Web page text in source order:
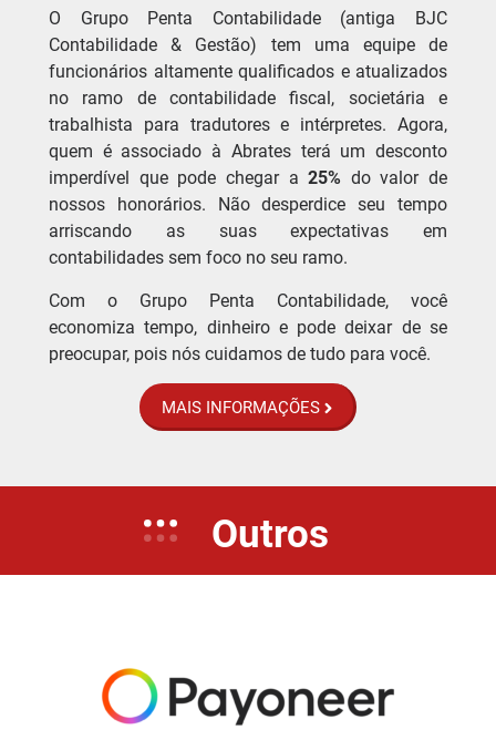
O Grupo Penta Contabilidade (antiga BJC
Contabilidade & Gestão) tem uma equipe de
funcionários altamente qualificados e atualizados
no ramo de contabilidade fiscal, societária e
trabalhista para tradutores e intérpretes. Agora,
quem é associado à Abrates terá um desconto
imperdível que pode chegar a25% do valor de
nossos honorários. Não desperdice seu tempo
arriscando as suas expectativas em
contabilidades sem foco no seu ramo.
Com o Grupo Penta Contabilidade, você
economiza tempo, dinheiro e pode deixar de se
preocupar, pois nós cuidamos de tudo para você.
MAIS INFORMAÇÕES
Outros